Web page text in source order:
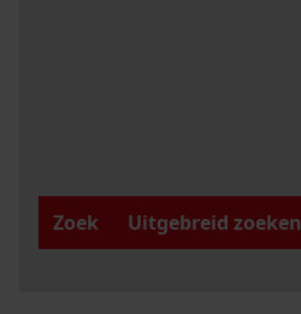
Zoek
Uitgebreid zoeken